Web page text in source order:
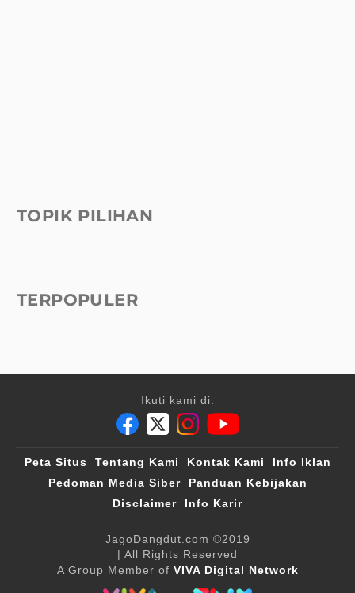
TOPIK PILIHAN
TERPOPULER
Ikuti kami di:
Peta Situs Tentang Kami Kontak Kami
Info Iklan
Pedoman Media Siber
Panduan Kebijakan
Disclaimer
Info Karir
JagoDangdut.com ©2019
| All Rights Reserved
A Group Member of VIVA Digital Network